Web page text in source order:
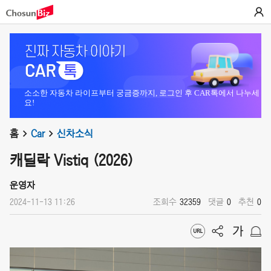
소소한 자동차 라이프부터 궁금증까지, 로그인 후 CAR톡에서 나누세
요!
홈 Car 신차소식
캐딜락 Vistiq (2026)
운영자
2024-11-13 11:26 조회수 32359 댓글 0 추천 0